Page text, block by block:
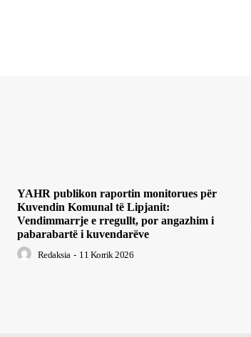
YAHR publikon raportin monitorues për
Kuvendin Komunal të Lipjanit:
Vendimmarrje e rregullt, por angazhim i
pabarabartë i kuvendarëve
Redaksia - 11 Korrik 2026